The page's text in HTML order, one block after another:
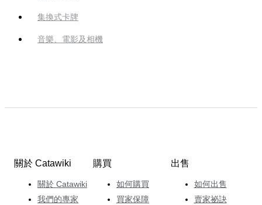
集換式卡牌
音樂、電影及相機
關於 Catawiki
關於 Catawiki
我們的專家
購買
如何購買
買家保障
出售
如何出售
賣家祕訣